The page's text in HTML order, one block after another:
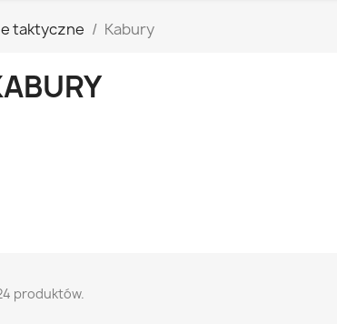
taktyczne Kabury
produktów.